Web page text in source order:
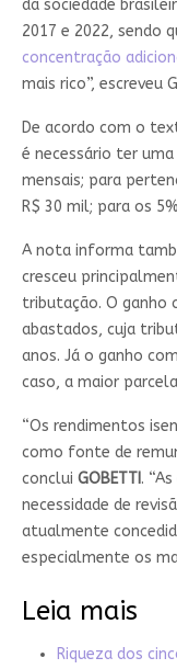
da sociedade
2017 e 2022, sendo
concentração
mais rico”, escreveu
De acordo com o
é necessário ter
mensais; para
R$ 30 mil; para os
A nota informa
cresceu
tributação. O ganho
abastados, cuja
anos. Já o ganho
caso, a maior
“Os rendimentos
como fonte de
conclui GOBETTI .
necessidade de
atualmente
especialmente os
Leia mais
Riqueza dos